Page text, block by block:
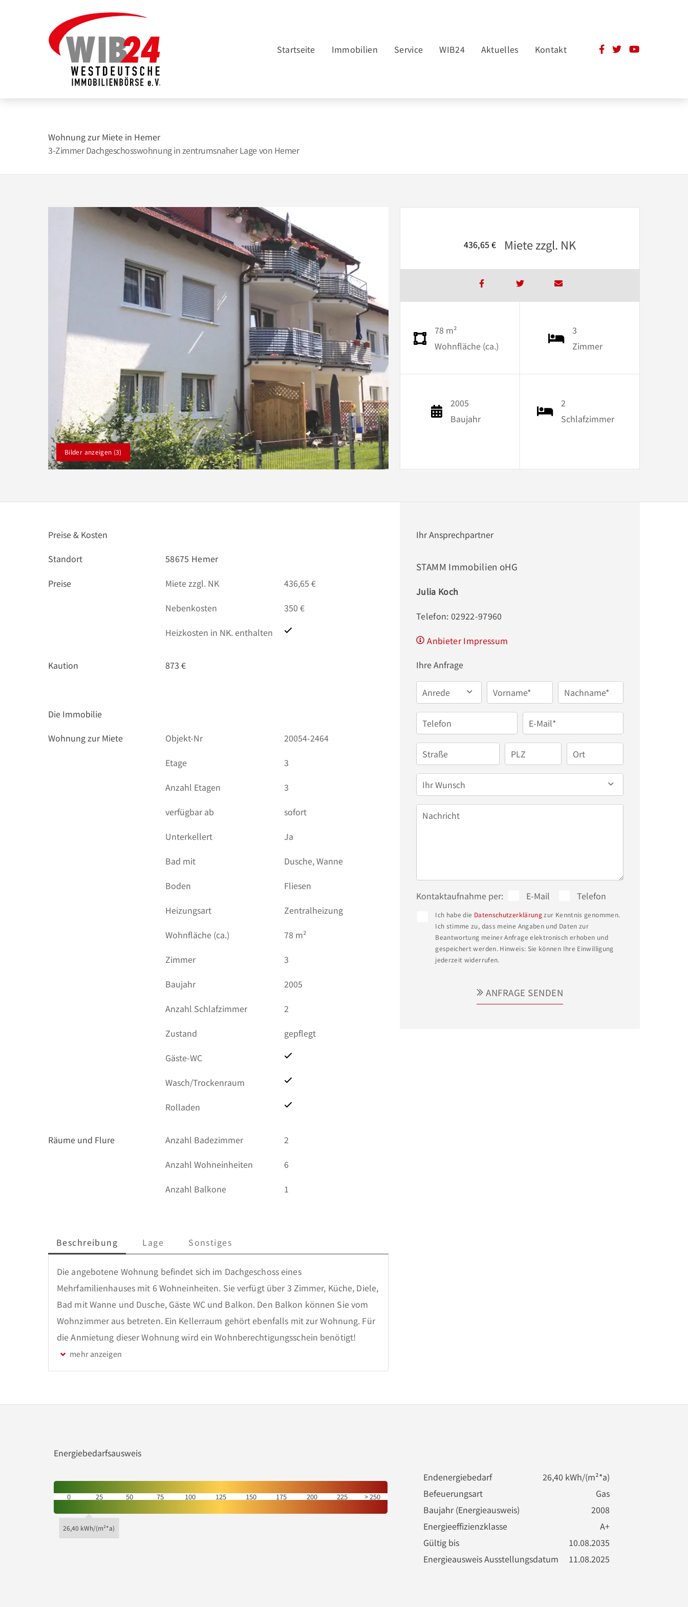
Startseite Immobilien Service WIB24 Aktuelles Kontakt
Wohnung zur Miete in Hemer
3-Zimmer Dachgeschosswohnung in zentrumsnaher Lage von Hemer
Bilder anzeigen (3)
436,65 € Miete zzgl. NK
78 m²
Wohnfläche (ca.)
3
Zimmer
2005
Baujahr
2
Schlafzimmer
Preise & Kosten
Standort
58675 Hemer
Preise
Miete zzgl. NK
436,65 €
Nebenkosten
350 €
Heizkosten in NK. enthalten
Kaution 873 €
Die Immobilie
Wohnung zur Miete
Objekt-Nr
20054-2464
Etage
3
Anzahl Etagen
3
verfügbar ab
sofort
Unterkellert
Ja
Bad mit
Dusche, Wanne
Boden
Fliesen
Heizungsart
Zentralheizung
Wohnfläche (ca.)
78 m²
Zimmer
3
Baujahr
2005
Anzahl Schlafzimmer
2
Zustand
gepflegt
Gäste-WC
Wasch/Trockenraum
Rolladen
Räume und Flure Anzahl Badezimmer
2
Anzahl Wohneinheiten
6
Anzahl Balkone
1
Beschreibung Lage Sonstiges
Die angebotene Wohnung befindet sich im Dachgeschoss eines
Mehrfamilienhauses mit 6 Wohneinheiten. Sie verfügt über 3 Zimmer, Küche, Diele,
Bad mit Wanne und Dusche, Gäste WC und Balkon. Den Balkon können Sie vom
Wohnzimmer aus betreten. Ein Kellerraum gehört ebenfalls mit zur Wohnung. Für
die Anmietung dieser Wohnung wird ein Wohnberechtigungsschein benötigt!
Ihr Ansprechpartner
STAMM Immobilien oHG
Julia Koch
Telefon: 02922-97960
Anbieter Impressum
Ihre Anfrage
Anrede Vorname* Nachname*
Telefon E-Mail*
Straße PLZ Ort
Ihr Wunsch
Nachricht
Kontaktaufnahme per: E-Mail Telefon
Ich habe die Datenschutzerklärung zur Kenntnis genommen.
Ich stimme zu, dass meine Angaben und Daten zur
Beantwortung meiner Anfrage elektronisch erhoben und
gespeichert werden. Hinweis: Sie können Ihre Einwilligung
jederzeit widerrufen.
ANFRAGE SENDEN
Energiebedarfsausweis
0 25 50 75 100 125 150 175 200 225 250
26,40 kWh/(m²*a)
Endenergiebedarf
26,40 kWh/(m²*a)
Befeuerungsart
Gas
Baujahr (Energieausweis)
2008
Energieeffizienzklasse
A+
Gültig bis
10.08.2035
Energieausweis Ausstellungsdatum
11.08.2025